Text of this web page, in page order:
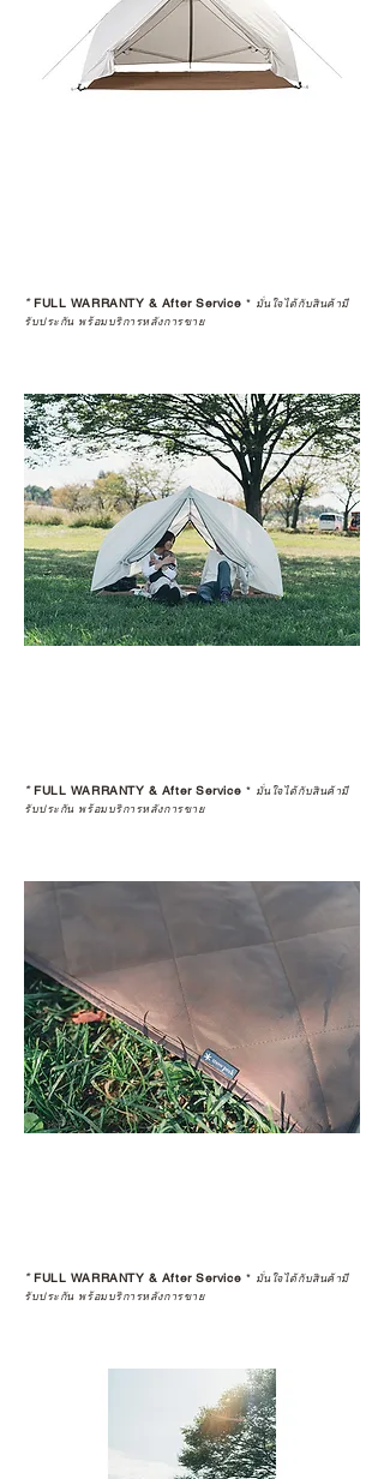
*FULL WARRANTY & After Service * มั่นใจได้กับสินค้ามี
รับประกัน พร้อมบริการหลังการขาย
*FULL WARRANTY & After Service * มั่นใจได้กับสินค้ามี
รับประกัน พร้อมบริการหลังการขาย
*FULL WARRANTY & After Service * มั่นใจได้กับสินค้ามี
รับประกัน พร้อมบริการหลังการขาย